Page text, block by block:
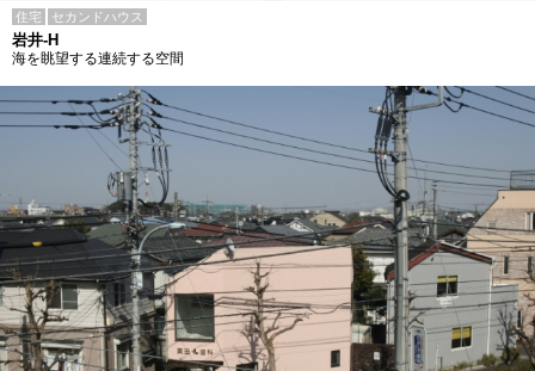
住宅 セカンドハウス
岩井-H
海を眺望する連続する空間